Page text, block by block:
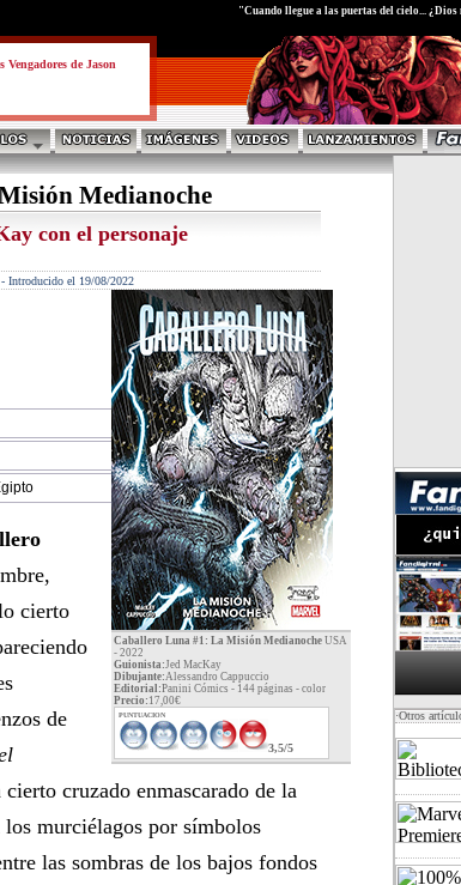
Vengadores de Jason
"Cuando llegue a las puertas del cielo...
Medianoche
con el personaje
Introducido el 19/08/2022
Caballero Luna #1: La Misión Medianoche USA
- 2022
Guionista:Jed MacKay
Dibujante:Alessandro Cappuccio
Editorial:Panini Cómics - 144 páginas - color
Precio: 17,00€
PUNTUACION
3,5/5
cierto
de
cierto cruzado enmascarado de la
murciélagos por símbolos
las sombras de los bajos fondos
·Otros